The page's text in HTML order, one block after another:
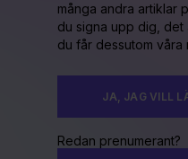
många andra artiklar
du signa upp dig, det
du får dessutom våra
JA, JAG VILL
Redan prenumerant?